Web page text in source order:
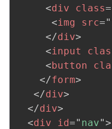
<div class=
<img src="
</div>
<input
<button
</form>
</div>
</div>
<div id=" nav">